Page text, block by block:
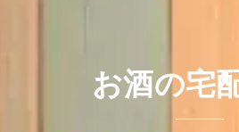
お酒の宅